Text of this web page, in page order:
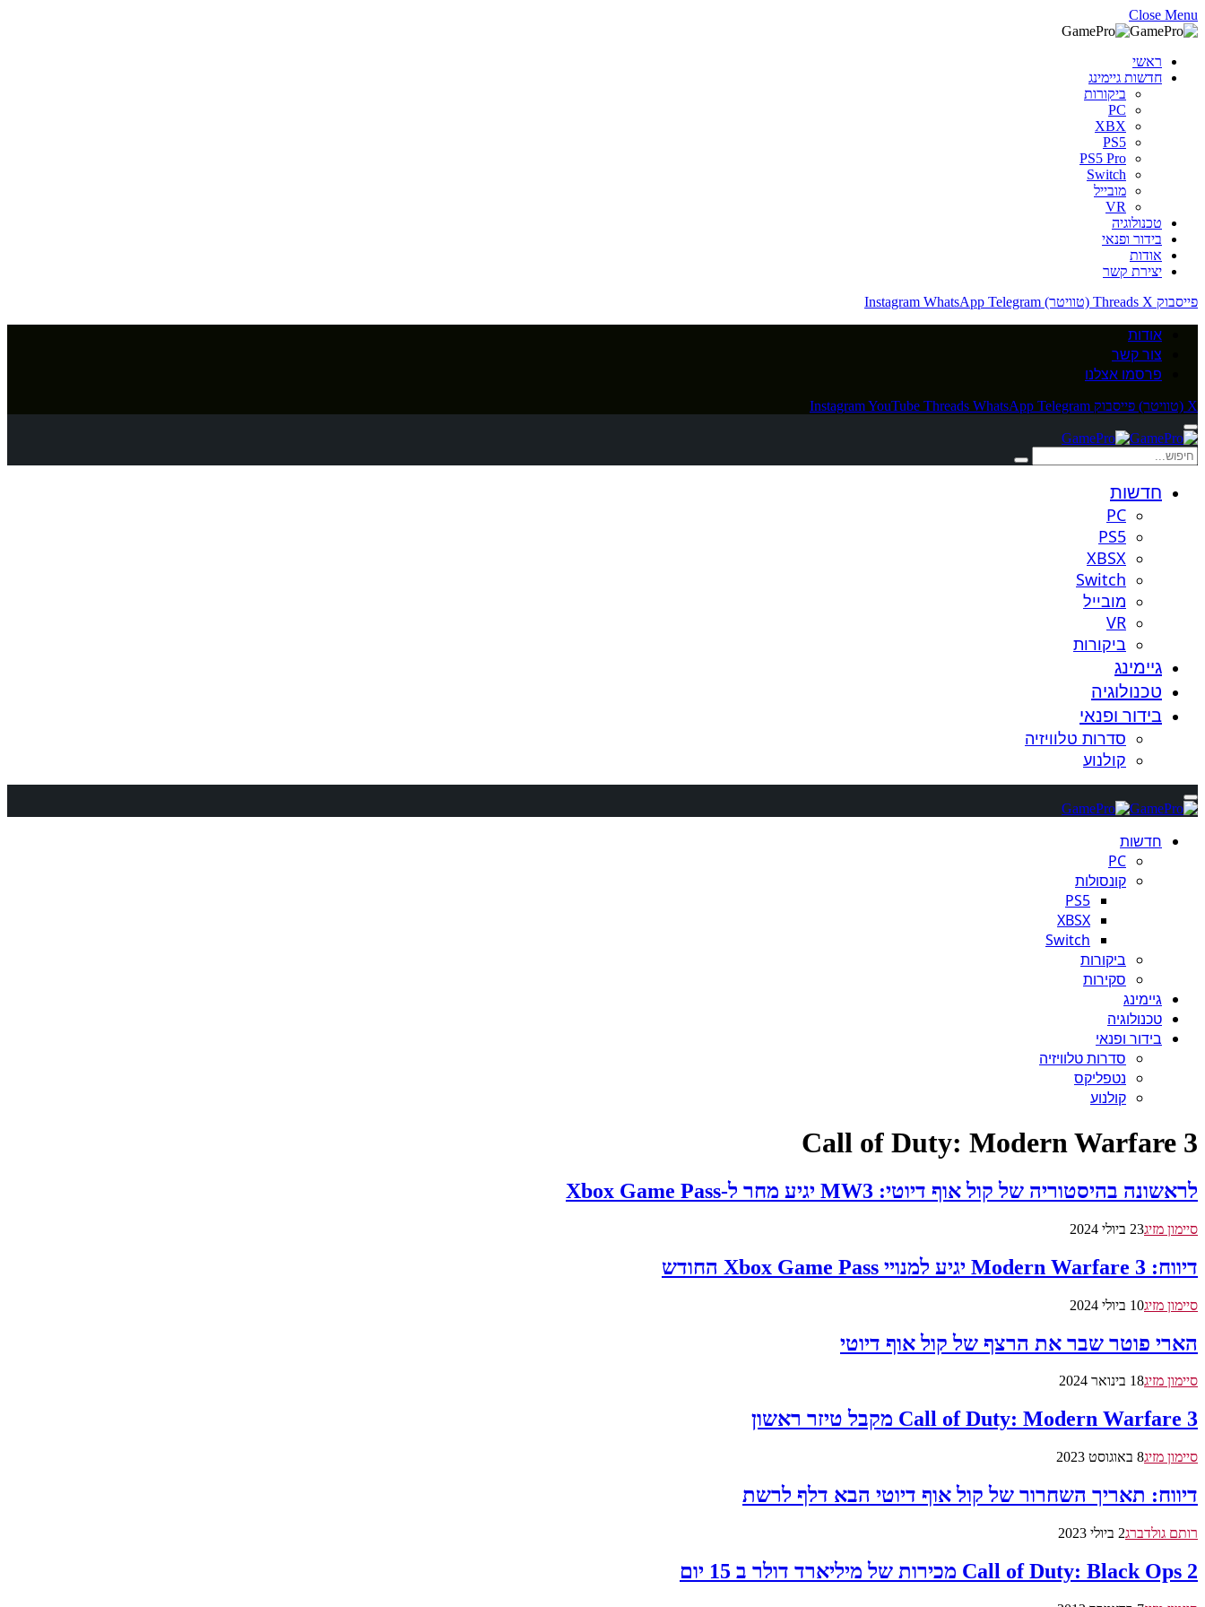
Close Menu
ראשי
חדשות גיימינג
ביקורות
PC
XBX
PS5
PS5 Pro
Switch
מובייל
VR
טכנולוגיה
בידור ופנאי
אודות
יצירת קשר
פייסבוק
Threads X (טוויטר) Instagram WhatsApp Telegram
אודות
צור קשר
פרסמו אצלנו
X (טוויטר) פייסבוק InstagramYouTube Threads WhatsApp Telegram
חדשות
PC
PS5
XBSX
Switch
מובייל
VR
ביקורות
גיימינג
טכנולוגיה
בידור ופנאי
סדרות טלוויזיה
קולנוע
חדשות
PC
קונסולות
PS5
XBSX
Switch
ביקורות
סקירות
גיימינג
טכנולוגיה
בידור ופנאי
סדרות טלוויזיה
נטפליקס
קולנוע
Call of Duty: Modern Warfare 3
לראשונה בהיסטוריה של קול אוף דיוטי: MW3 יגיע מחר ל-Xbox Game Pass
סיימון מזיג23 ביולי 2024
דיווח: Modern Warfare 3 יגיע למנויי Xbox Game Pass החודש
סיימון מזיג10 ביולי 2024
הארי פוטר שבר את הרצף של קול אוף דיוטי
סיימון מזיג18 בינואר 2024
Call of Duty: Modern Warfare 3 מקבל טיזר ראשון
סיימון מזיג8 באוגוסט 2023
דיווח: תאריך השחרור של קול אוף דיוטי הבא דלף לרשת
רותם גולדברג2 ביולי 2023
Call of Duty: Black Ops 2 מכירות של מיליארד דולר ב 15 יום